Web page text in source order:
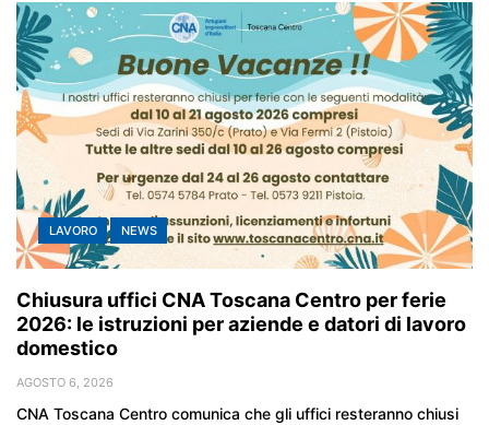
LAVORO NEWS
Chiusura uffici CNA Toscana Centro per ferie
2026: le istruzioni per aziende e datori di lavoro
domestico
AGOSTO 6, 2026
CNA Toscana Centro comunica che gli uffici resteranno chiusi